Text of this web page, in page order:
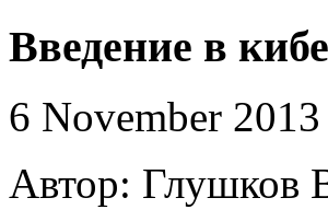
Введение в
6 November
Автор: Глушков